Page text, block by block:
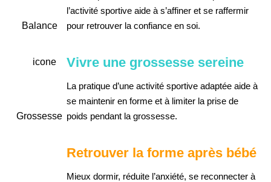
l’activité sportive aide à s’affiner et se raffermir
pour retrouver la confiance en soi.
Vivre une grossesse sereine
La pratique d’une activité sportive adaptée aide à
se maintenir en forme et à limiter la prise de
poids pendant la grossesse.
Retrouver la forme après bébé
Mieux dormir, réduite l’anxiété, se reconnecter à